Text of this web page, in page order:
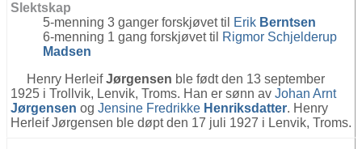
Slektskap
5-menning 3 ganger forskjøvet til
Erik Berntsen
6-menning 1 gang forskjøvet til
Rigmor Schjelderup
Madsen
Henry HerleifJørgensen ble født den 13 september
1925 i Trollvik, Lenvik, Troms. Han er sønn av Johan Arnt
Jørgensen og Jensine Fredrikke Henriksdatter. Henry
Herleif Jørgensen ble døpt den 17 juli 1927 i Lenvik, Troms.